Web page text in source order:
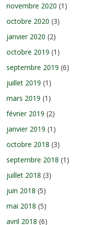
novembre 2020 (1)
octobre 2020 (3)
janvier 2020 (2)
octobre 2019 (1)
septembre 2019 (6)
juillet 2019 (1)
mars 2019 (1)
février 2019 (2)
janvier 2019 (1)
octobre 2018 (3)
septembre 2018 (1)
juillet 2018 (3)
juin 2018 (5)
mai 2018 (5)
avril 2018 (6)